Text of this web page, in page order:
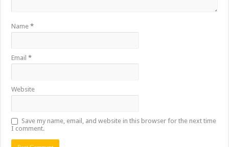
Name*
Email*
Website
Save my name, email, and website in this browser for the next time
I comment.